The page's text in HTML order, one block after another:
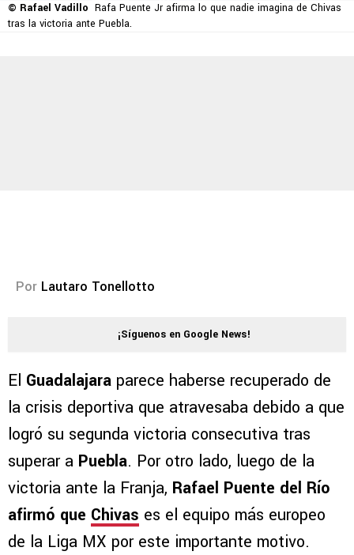
© Rafael Vadillo Rafa Puente Jr afirma lo que nadie imagina de Chivas
tras la victoria ante Puebla.
Por Lautaro Tonellotto
¡Síguenos en Google News!
El Guadalajara parece haberse recuperado de
la crisis deportiva que atravesaba debido a que
logró su segunda victoria consecutiva tras
superar a Puebla. Por otro lado, luego de la
victoria ante la Franja, Rafael Puente del Río
afirmó que Chivas es el equipo más europeo
de la Liga MX por este importante motivo.